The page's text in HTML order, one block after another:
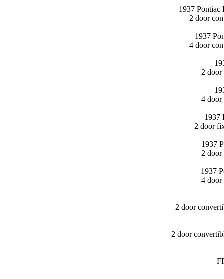
1937 Pontiac
2 door
1937
4 door
2
4 door
1937
2 door
1937
2
1937
4 door
2 door
2 door